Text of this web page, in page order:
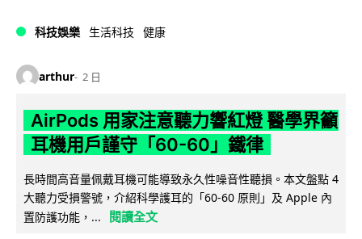
科技娛樂 生活科技 健康
arthur 2 日
AirPods 用家注意聽力響紅燈 醫學界籲
耳機用戶謹守「60-60」鐵律
長時間高音量佩戴耳機可能導致永久性噪音性聽損。本文盤點 4
大聽力受損警號，介紹科學護耳的「60-60 原則」及 Apple 內
置防護功能，...
閱讀全文